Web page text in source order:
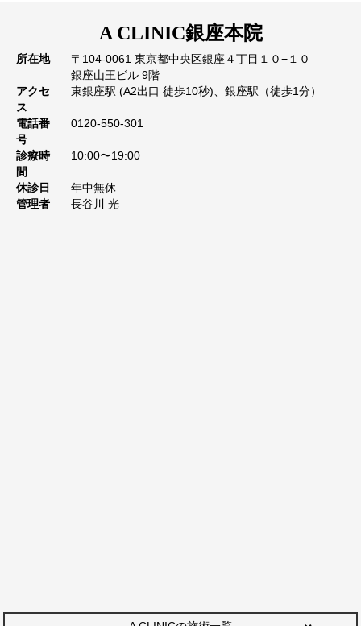
A CLINIC銀座本院
所在地
〒104-0061 東京都中央区銀座４丁目１０−１０
銀座山王ビル 9階
アクセ
ス
東銀座駅 (A2出口 徒歩10秒)、銀座駅（徒歩1分）
電話番
号
0120-550-301
診療時
間
10:00〜19:00
休診日
年中無休
管理者
長谷川 光